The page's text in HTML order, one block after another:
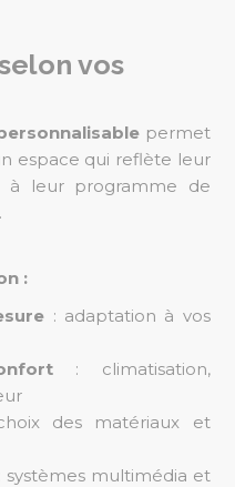
vos
permet
espace qui reflète leur
à leur programme de
:
: adaptation à vos
: climatisation,
des matériaux et
: systèmes multimédia et